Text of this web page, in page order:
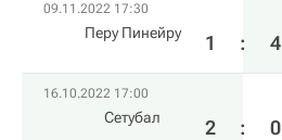
09.11.2022 17:30
Перу Пинейру 1 : 4
16.10.2022 17:00
Сетубал 2 : 0